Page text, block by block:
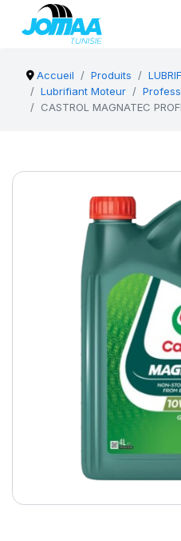
Accueil Produits
Lubrifiant Moteur
CASTROL MAGNATEC